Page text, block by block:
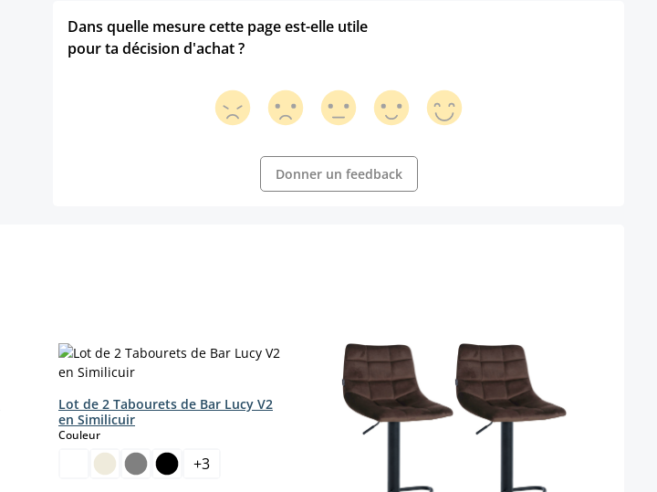
Dans quelle mesure cette page est-elle utile
pour ta décision d'achat ?
Donner un feedback
Lot de 2 Tabourets de Bar Lucy V2
en Similicuir
Couleurselect
+3